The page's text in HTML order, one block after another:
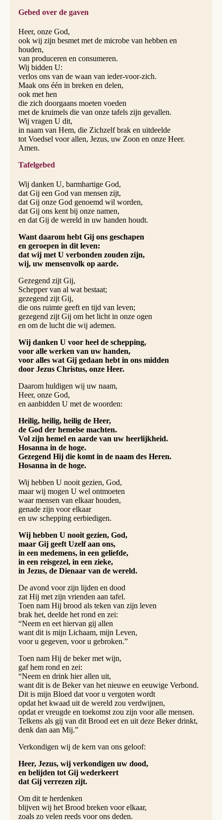
Gebed over de gaven
Heer, onze God,
ook wij zijn besmet met de microbe van hebben en
houden,
van produceren en consumeren.
Wij bidden U:
verlos ons van de waan van ieder-voor-zich.
Maak ons één in breken en delen,
ook met hen
die zich doorgaans moeten voeden
met de krui­mels die van onze tafels zijn gevallen.
Wij vragen U dit,
in naam van Hem, die Zichzelf brak en uitdeelde
tot Voedsel voor allen, Jezus, uw Zoon en onze Heer.
Amen.
Tafelgebed
Wij danken U, barmhartige God,
dat Gij een God van mensen zijt,
dat Gij onze God genoemd wil worden,
dat Gij ons kent bij onze namen,
en dat Gij de wereld in uw handen houdt.
Want daarom hebt Gij ons geschapen
en geroepen in dit leven:
dat wij met U verbonden zouden zijn,
wij, uw mensenvolk op aarde.
Gezegend zijt Gij,
Schepper van al wat bestaat;
gezegend zijt Gij,
die ons ruimte geeft en tijd van leven;
gezegend zijt Gij om het licht in onze ogen
en om de lucht die wij ademen.
Wij danken U voor heel de schepping,
voor alle werken van uw handen,
voor alles wat Gij gedaan hebt in ons midden
door Jezus Christus, onze Heer.
Daarom huldigen wij uw naam,
Heer, onze God,
en aanbidden U met de woorden:
Heilig, heilig, heilig de Heer,
de God der hemelse machten.
Vol zijn hemel en aarde van uw heerlijkheid.
Hosanna in de hoge.
Gezegend Hij die komt in de naam des Heren.
Hosanna in de hoge.
Wij hebben U nooit gezien, God,
maar wij mogen U wel ontmoeten
waar mensen van elkaar houden,
genade zijn voor elkaar
en uw schepping eerbiedigen.
Wij hebben U nooit gezien, God,
maar Gij geeft Uzelf aan ons,
in een medemens, in een geliefde,
in een reisgezel, in een zieke,
in Jezus, de Dienaar van de wereld.
De avond voor zijn lijden en dood
zat Hij met zijn vrienden aan tafel.
Toen nam Hij brood als teken van zijn leven
brak het, deelde het rond en zei:
“Neem en eet hiervan gij allen
want dit is mijn Lichaam, mijn Leven,
voor u gegeven, voor u gebroken.”
Toen nam Hij de beker met wijn,
gaf hem rond en zei:
“Neem en drink hier allen uit,
want dit is de Beker van het nieuwe en eeuwige Verbond.
Dit is mijn Bloed dat voor u vergoten wordt
opdat het kwaad uit de wereld zou verdwijnen,
opdat er vreugde en toekomst zou zijn voor alle mensen.
Telkens als gij van dit Brood eet en uit deze Beker drinkt,
denk dan aan Mij.”
Verkondigen wij de kern van ons geloof:
Heer, Jezus, wij verkondigen uw dood,
en belijden tot Gij wederkeert
dat Gij verrezen zijt.
Om dit te herdenken
blijven wij het Brood breken voor elkaar,
zoals zo velen reeds voor ons deden.